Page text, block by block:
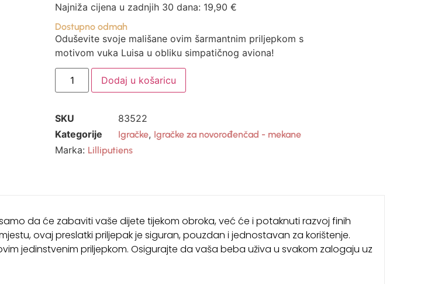
Najniža cijena u zadnjih 30 dana: 19,90 €
Dostupno odmah
Oduševite svoje mališane ovim šarmantnim priljepkom s
motivom vuka Luisa u obliku simpatičnog aviona!
Dodaj u košaricu
SKU
83522
Kategorije
Igračke, Igračke za novorođenčad - mekane
Marka: Lilliputiens
da će zabaviti vaše dijete tijekom obroka, već će i potaknuti razvoj finih
ovaj preslatki priljepak je siguran, pouzdan i jednostavan za korištenje.
jedinstvenim priljepkom. Osigurajte da vaša beba uživa u svakom zalogaju uz